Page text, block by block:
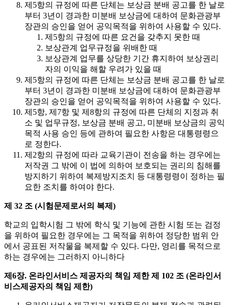
제5항의 규정에 따른 단체는 보상금 분배 공고를 한 날로
부터 3년이 경과한 미분배 보상금에 대하여 문화관광부
장관의 승인을 얻어 공익목적을 위하여 사용할 수 있다.
제5항의 규정에 따른 요건을 갖추지 못한 때
보상관계 업무규정을 위배한 때
보상관계 업무를 상당한 기간 휴지하여 보상권리
자의 이익을 해할 우려가 있을 때
제5항의 규정에 따른 단체는 보상금 분배 공고를 한 날로
부터 3년이 경과한 미분배 보상금에 대하여 문화관광부
장관의 승인을 얻어 공익목적을 위하여 사용할 수 있다.
제5항, 제7항 및 제8항의 규정에 따른 단체의 지정과 취
소 및 업무규정, 보상금 분배 공고, 미분배 보상금의 공익
목적 사용 승인 등에 관하여 필요한 사항은 대통령령으
로 정한다.
제2항의 규정에 따라 교육기관이 전송을 하는 경우에는
저작권 그 밖에 이 법에 의하여 보호되는 권리의 침해를
방지하기 위하여 복제방지조치 등 대통령령이 정하는 필
요한 조치를 하여야 한다.
제 32 조 (시험문제로서의 복제)
학교의 입학시험 그 밖에 학식 및 기능에 관한 시험 또는 검정
을 위하여 필요한 경우에는 그 목적을 위하여 정당한 범위 안
에서 공표된 저작물을 복제할 수 있다. 다만, 영리를 목적으로
하는 경우에는 그러하지 아니하다
제6장. 온라인서비스 제공자의 책임 제한 제 102 조 (온라인서
비스제공자의 책임 제한)